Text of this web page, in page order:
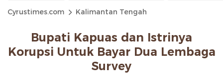
Cyrustimes.com Kalimantan Tengah
Bupati Kapuas dan Istrinya
Korupsi Untuk Bayar Dua Lembaga
Survey